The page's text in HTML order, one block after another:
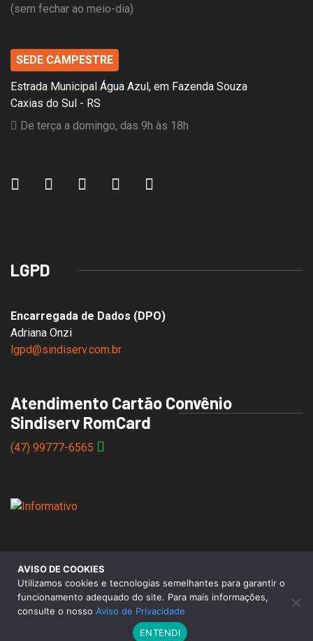
(sem fechar ao meio-dia)
SEDE CAMPESTRE
Estrada Municipal Água Azul, em Fazenda Souza
Caxias do Sul - RS
De terça a domingo, das 9h às 18h
LGPD
Encarregada de Dados (DPO)
Adriana Onzi
lgpd@sindiserv.com.br
Atendimento Cartão Convênio
Sindiserv RomCard
(47) 99777-6565
© 2026 Sindicato dos Servidores Municipais de Caxias do
Sul |
Aviso de Privacidade
AVISO DE COOKIES
Utilizamos cookies e tecnologias semelhantes para garantir o
funcionamento adequado do site. Para mais informações,
consulte o nosso Aviso de Privacidade
ENTENDI